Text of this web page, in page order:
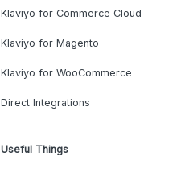
Klaviyo for Commerce Cloud
Klaviyo for Magento
Klaviyo for WooCommerce
Direct Integrations
Useful Things